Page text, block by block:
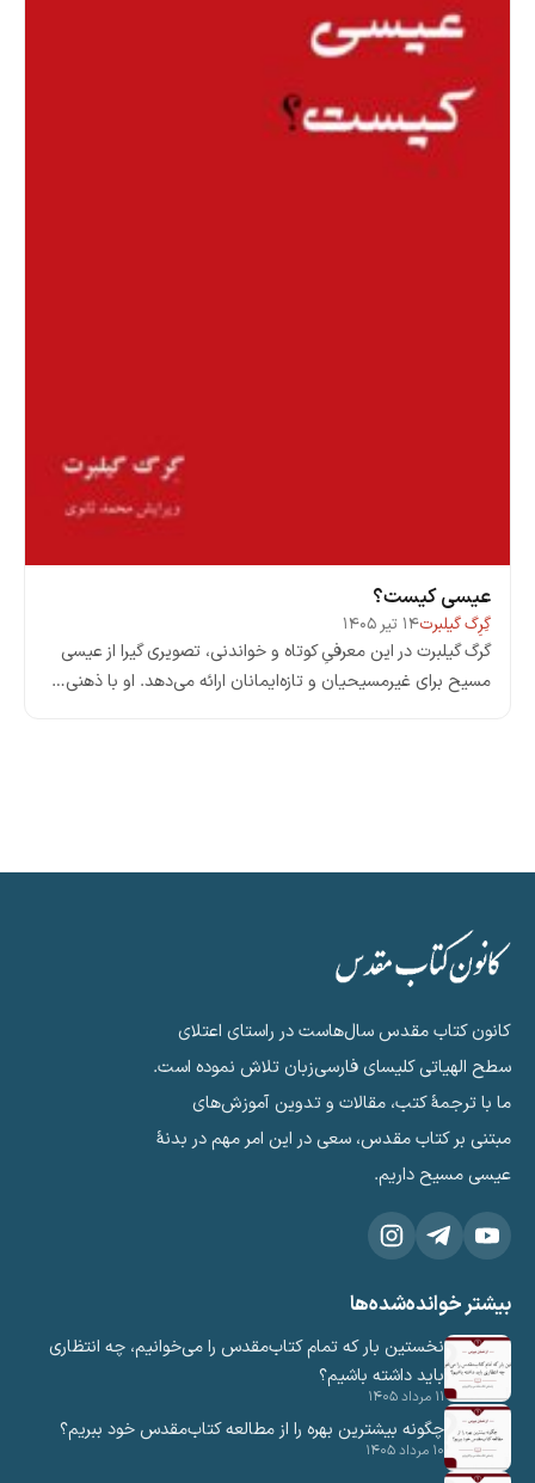
عیسی کیست؟
گِرِگ گیلبرت۱۴ تیر ۱۴۰۵
گرگ گیلبرت در این معرفیِ کوتاه و خواندنی، تصویری گیرا از عیسی
مسیح برای غیرمسیحیان و تازه‌ایمانان ارائه می‌دهد. او با ذهنی…
کتاب مقدس سال‌هاست در راستای اعتلای
الهیاتی کلیسای فارسی‌زبان تلاش نموده است.
با ترجمهٔ کتب، مقالات و تدوین آموزش‌های
بر کتاب مقدس، سعی در این امر مهم در بدنهٔ
مسیح داریم.
خوانده‌شده‌ها
نخستین بار که تمام کتاب‌مقدس را می‌خوانیم، چه انتظاری
باید داشته باشیم؟
۱۱ مرداد ۱۴۰۵
چگونه بیشترین بهره را از مطالعه کتاب‌مقدس خود ببریم؟
۱۰ مرداد ۱۴۰۵